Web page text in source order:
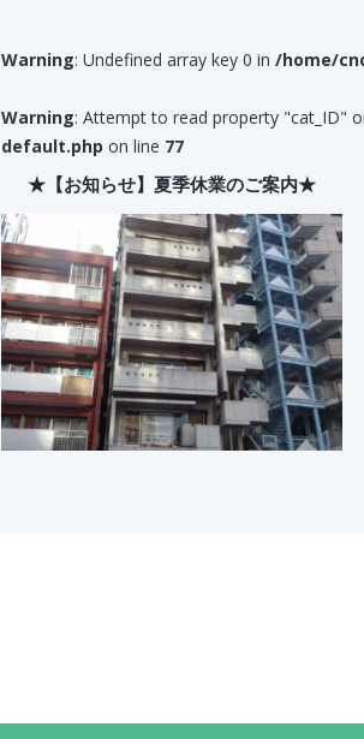
Warning: Undefined array key 0 in /home/
Warning: Attempt to read property "cat_ID"
default.php on line 77
★【お知らせ】夏季休業のご案内★